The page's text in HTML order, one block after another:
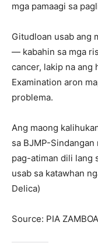
mga pamaagi sa
Gitudloan usab ang
— kabahin sa mga
cancer, lakip na ang
Examination aron
problema.
Ang maong
sa BJMP-
pag-atiman dili lang
usab sa katawhan
Delica)
Source: PIA